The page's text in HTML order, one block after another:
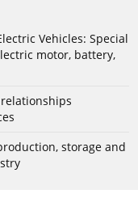
Vehicles: Special
motor, battery,
storage and